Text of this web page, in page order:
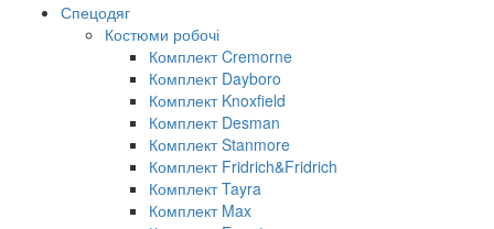
Спецодяг
Костюми робочі
Комплект Cremorne
Комплект Dayboro
Комплект Knoxfield
Комплект Desman
Комплект Stanmore
Комплект Fridrich&Fridrich
Комплект Tayra
Комплект Max